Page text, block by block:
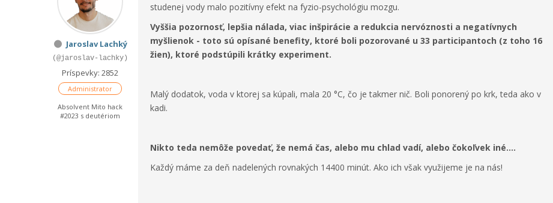
Jaroslav Lachký
(@jaroslav-lachky)
Príspevky: 2852
Administrator
Absolvent Mito hack
#2023 s deutériom
studenej vody malo pozitívny efekt na fyzio-psychológiu mozgu.
Vyššia pozornosť, lepšia nálada, viac inšpirácie a redukcia nervóznosti a negatívnych
myšlienok - toto sú opísané benefity, ktoré boli pozorované u 33 participantoch (z toho 16
žien), ktoré podstúpili krátky experiment.
Malý dodatok, voda v ktorej sa kúpali, mala 20 °C, čo je takmer nič. Boli ponorený po krk, teda ako v
kadi.
Nikto teda nemôže povedať, že nemá čas, alebo mu chlad vadí, alebo čokoľvek iné....
Každý máme za deň nadelených rovnakých 14400 minút. Ako ich však využijeme je na nás!